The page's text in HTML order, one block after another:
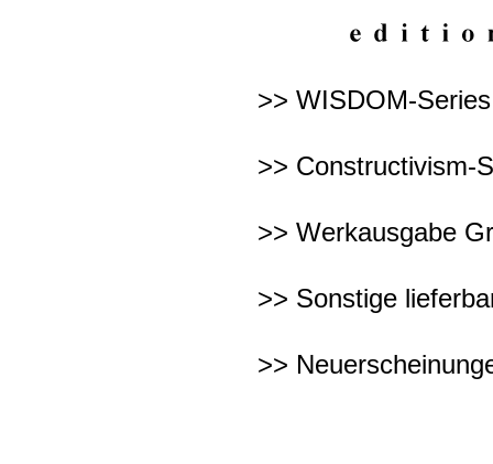
>> WISDOM-
>> Constructivism-
>> Werkausgabe
>> Sonstige
>>